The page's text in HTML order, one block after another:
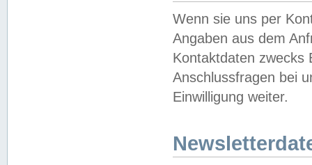
Wenn sie uns per
Angaben aus dem
Kontaktdaten zwecks
Anschlussfragen bei
Einwilligung weiter.